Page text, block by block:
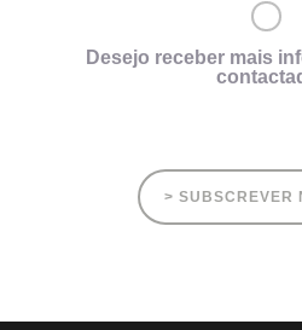
Desejo receber mais
> SUBSCREVER